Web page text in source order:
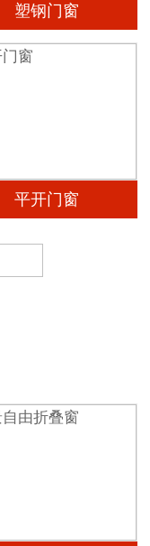
塑钢门窗
平开门窗